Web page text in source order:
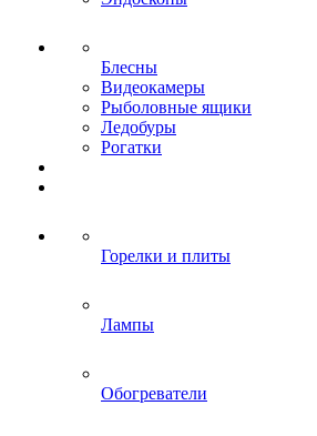
Блесны
Видеокамеры
Рыболовные ящики
Ледобуры
Рогатки
Горелки и плиты
Лампы
Обогреватели